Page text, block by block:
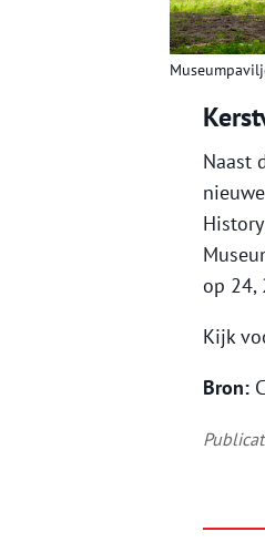
Naast
op 24,
Kijk
Bron: